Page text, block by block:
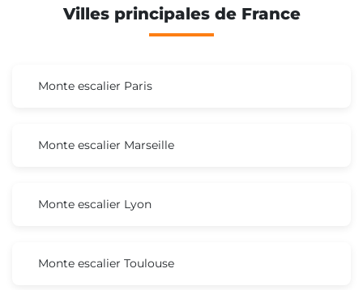
Villes principales de France
Monte escalier Paris
Monte escalier Marseille
Monte escalier Lyon
Monte escalier Toulouse